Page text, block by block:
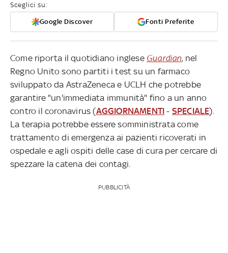
Sceglici su:
Google Discover Fonti Preferite
Come riporta il quotidiano inglese Guardian, nel
Regno Unito sono partiti i test su un farmaco
sviluppato da AstraZeneca e UCLH che potrebbe
garantire "un'immediata immunità" fino a un anno
contro il coronavirus (AGGIORNAMENTI - SPECIALE).
La terapia potrebbe essere somministrata come
trattamento di emergenza ai pazienti ricoverati in
ospedale e agli ospiti delle case di cura per cercare di
spezzare la catena dei contagi.
PUBBLICITÀ